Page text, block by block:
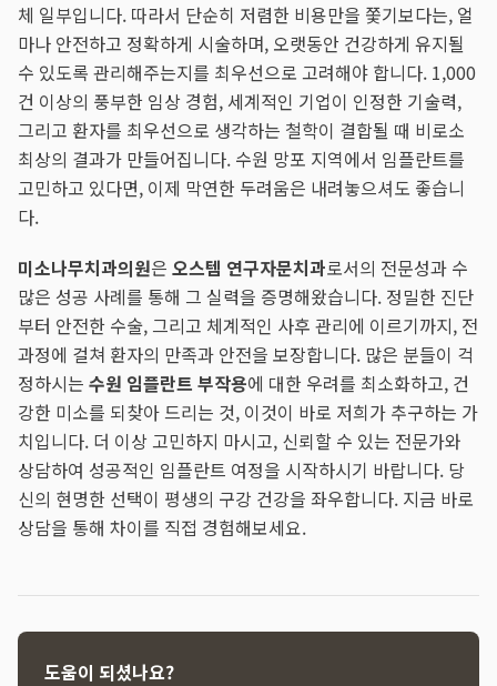
체 일부입니다. 따라서 단순히 저렴한 비용만을 쫓기보다는, 얼
마나 안전하고 정확하게 시술하며, 오랫동안 건강하게 유지될
수 있도록 관리해주는지를 최우선으로 고려해야 합니다. 1,000
건 이상의 풍부한 임상 경험, 세계적인 기업이 인정한 기술력,
그리고 환자를 최우선으로 생각하는 철학이 결합될 때 비로소
최상의 결과가 만들어집니다. 수원 망포 지역에서 임플란트를
고민하고 있다면, 이제 막연한 두려움은 내려놓으셔도 좋습니
다.
미소나무치과의원은 오스템 연구자문치과로서의 전문성과 수
많은 성공 사례를 통해 그 실력을 증명해왔습니다. 정밀한 진단
부터 안전한 수술, 그리고 체계적인 사후 관리에 이르기까지, 전
과정에 걸쳐 환자의 만족과 안전을 보장합니다. 많은 분들이 걱
정하시는 수원 임플란트 부작용에 대한 우려를 최소화하고, 건
강한 미소를 되찾아 드리는 것, 이것이 바로 저희가 추구하는 가
치입니다. 더 이상 고민하지 마시고, 신뢰할 수 있는 전문가와
상담하여 성공적인 임플란트 여정을 시작하시기 바랍니다. 당
신의 현명한 선택이 평생의 구강 건강을 좌우합니다. 지금 바로
상담을 통해 차이를 직접 경험해보세요.
도움이 되셨나요?